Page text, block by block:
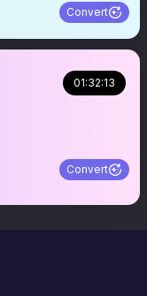
Convert
01:32:13
Convert